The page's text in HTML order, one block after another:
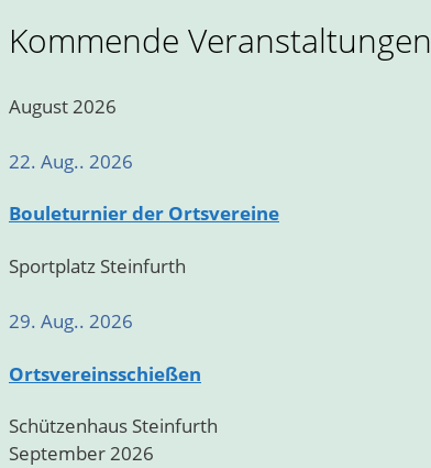
Kommende Veranstaltungen
August 2026
22. Aug.. 2026
Bouleturnier der Ortsvereine
Sportplatz Steinfurth
29. Aug.. 2026
Ortsvereinsschießen
Schützenhaus Steinfurth
September 2026